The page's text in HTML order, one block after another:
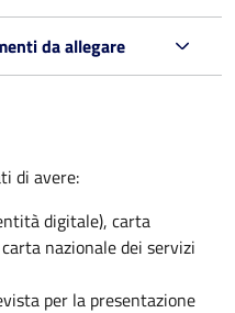
da allegare
di avere:
digitale), carta
nazionale dei servizi
per la presentazione